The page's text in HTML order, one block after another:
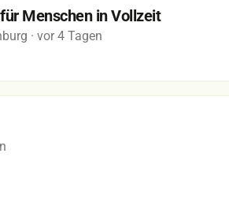
Menschen in Vollzeit
· vor 4 Tagen